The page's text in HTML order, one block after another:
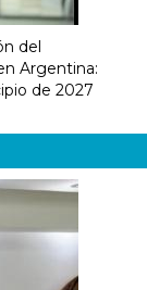
del
Argentina:
de 2027